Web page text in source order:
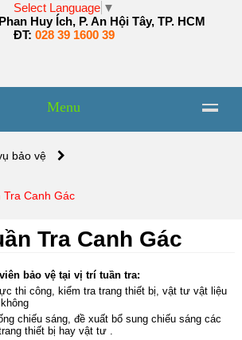
Select Language ▼
Huy Ích, P. An Hội Tây, TP. HCM
ĐT: 028 39 1600 39
Menu
bảo vệ
Tra Canh Gác
Tra Canh Gác
bảo vệ tại vị trí tuần tra:
công, kiểm tra trang thiết bị, vật tư vật liệu
chiếu sáng, đề xuất bổ sung chiếu sáng các
thiết bị hay vật tư .